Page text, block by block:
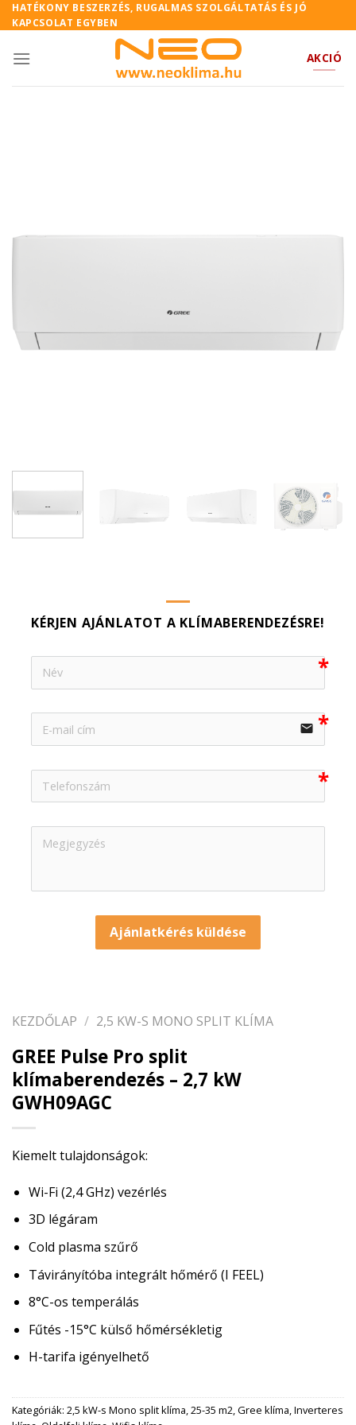
Skip
to
HATÉKONY BESZERZÉS, RUGALMAS SZOLGÁLTATÁS ÉS JÓ
KAPCSOLAT EGYBEN
AKCIÓ
KÉRJEN AJÁNLATOT A KLÍMABERENDEZÉSRE!
email
Ajánlatkérés küldése
KEZDŐLAP / 2,5 KW-S MONO SPLIT KLÍMA
GREE Pulse Pro split
klímaberendezés – 2,7 kW
GWH09AGC
Kiemelt tulajdonságok:
Wi-Fi (2,4 GHz) vezérlés
3D légáram
Cold plasma szűrő
Távirányítóba integrált hőmérő (I FEEL)
8°C-os temperálás
Fűtés -15°C külső hőmérsékletig
H-tarifa igényelhető
Kategóriák: 2,5 kW-s Mono split klíma,25-35 m2,Gree klíma,Inverteres